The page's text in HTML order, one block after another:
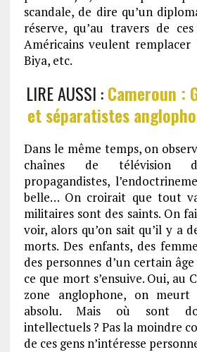
scandale, de dire qu’un
réserve, qu’au travers de
Américains veulent remplacer
Biya, etc.
LIRE AUSSI :Cameroun :
et séparatistes
Dans le même temps, on
chaînes de télévision
propagandistes,
belle… On croirait que tout
militaires sont des saints. On
voir, alors qu’on sait qu’il y a
morts. Des enfants, des
des personnes d’un certain âge
ce que mort s’ensuive. Oui, au
zone anglophone, on meurt
absolu. Mais où sont
intellectuels ? Pas la moindre
de ces gens n’intéresse